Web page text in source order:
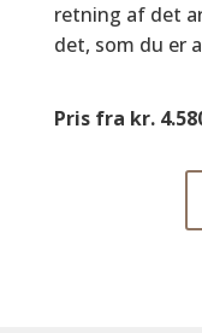
retning af det
det, som du er
Pris fra kr.